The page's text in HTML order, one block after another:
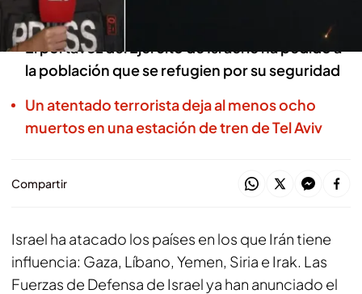
de aviones
El portavoz del Ejército de Israel le ha pedido a
la población que se refugien por su seguridad
Un atentado terrorista deja al menos ocho
muertos en una estación de tren de Tel Aviv
Compartir
Israel ha atacado los países en los que Irán tiene
influencia: Gaza, Líbano, Yemen, Siria e Irak. Las
Fuerzas de Defensa de Israel ya han anunciado el